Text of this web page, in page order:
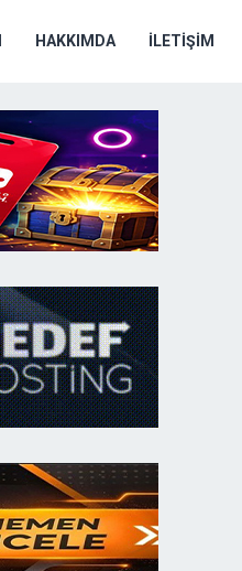
HAKKIMDA İLETIŞIM